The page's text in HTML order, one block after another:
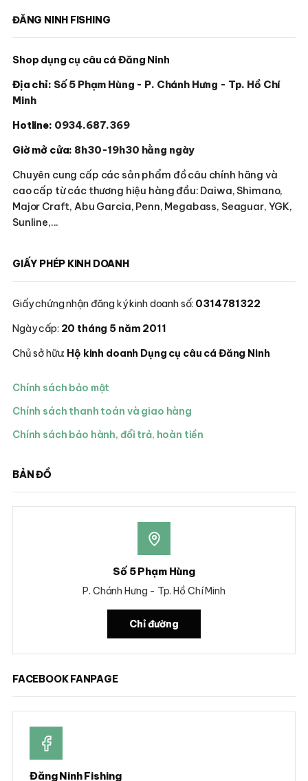
ĐĂNG NINH FISHING
Shop dụng cụ câu cá Đăng Ninh
Địa chỉ: Số 5 Phạm Hùng - P. Chánh Hưng - Tp. Hồ Chí
Minh
Hotline: 0934.687.369
Giờ mở cửa: 8h30-19h30 hằng ngày
Chuyên cung cấp các sản phẩm đồ câu chính hãng và
cao cấp từ các thương hiệu hàng đầu: Daiwa, Shimano,
Major Craft, Abu Garcia, Penn, Megabass, Seaguar, YGK,
Sunline,...
GIẤY PHÉP KINH DOANH
Giấy chứng nhận đăng ký kinh doanh số: 0314781322
Ngày cấp: 20 tháng 5 năm 2011
Chủ sở hữu: Hộ kinh doanh Dụng cụ câu cá Đăng Ninh
Chính sách bảo mật
Chính sách thanh toán và giao hàng
Chính sách bảo hành, đổi trả, hoàn tiền
BẢN ĐỒ
Số 5 Phạm Hùng
P. Chánh Hưng - Tp. Hồ Chí Minh
Chỉ đường
FACEBOOK FANPAGE
Đăng Ninh Fishing